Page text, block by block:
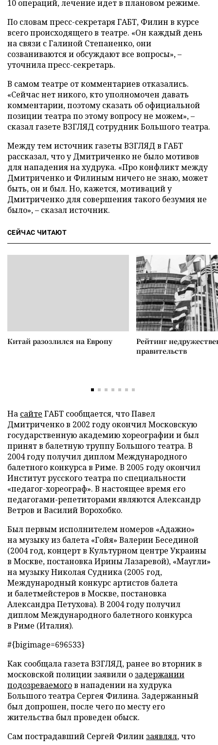
10 операций, лечение идет в плановом режиме.
По словам пресс-секретаря ГАБТ, Филин в курсе
всего происходящего в театре. «Он каждый день
на связи с Галиной Степаненко, они
созваниваются и обсуждают все вопросы», –
уточнила пресс-секретарь.
В самом театре от комментариев отказались.
«Сейчас нет никого, кто уполномочен давать
комментарии, поэтому сказать об официальной
позиции театра по этому вопросу не можем», –
сказал газете ВЗГЛЯД сотрудник Большого театра.
Между тем источник газеты ВЗГЛЯД в ГАБТ
рассказал, что у Дмитриченко не было мотивов
для нападения на худрука. «Про конфликт между
Дмитриченко и Филиным ничего не знаю, может
быть, он и был. Но, кажется, мотиваций у
Дмитриченко для совершения такого безумия не
было», – сказал источник.
СЕЙЧАС ЧИТАЮТ
Китай разозлился на Европу
Рейтинг
правительств
На сайте ГАБТ сообщается, что Павел
Дмитриченко в 2002 году окончил Московскую
государственную академию хореографии и был
принят в балетную труппу Большого театра. В
2004 году получил диплом Международного
балетного конкурса в Риме. В 2005 году окончил
Институт русского театра по специальности
«педагог-хореограф». В настоящее время его
педагогами-репетиторами являются Александр
Ветров и Василий Ворохобко.
Был первым исполнителем номеров «Адажио»
на музыку из балета «Гойя» Валерии Бесединой
(2004 год, концерт в Культурном центре Украины
в Москве, постановка Ирины Лазаревой), «Маугли»
на музыку Николая Судника (2005 год,
Международный конкурс артистов балета
и балетмейстеров в Москве, постановка
Александра Петухова). В 2004 году получил
диплом Международного балетного конкурса
в Риме (Италия).
#{bigimage=696533}
Как сообщала газета ВЗГЛЯД, ранее во вторник в
московской полиции заявили о задержании
подозреваемогов нападении на худрука
Большого театра Сергея Филина. Задержанный
был допрошен, после чего по месту его
жительства был проведен обыск.
Сам пострадавший Сергей Филин заявлял, что